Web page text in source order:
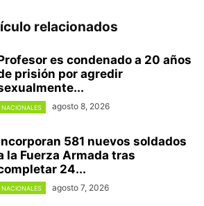
relacionados
es condenado a 20 años
prisión por agredir
NACIONALES agosto 8, 2026
581 nuevos soldados
la Fuerza Armada tras
24...
NACIONALES agosto 7, 2026